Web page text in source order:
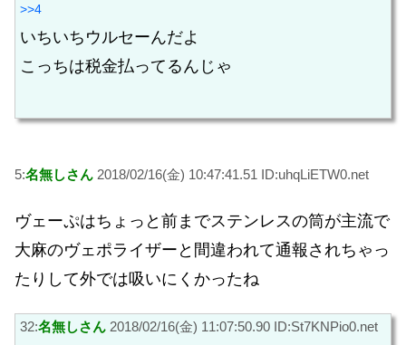
>>4
いちいちウルセーんだよ
こっちは税金払ってるんじゃ
5:名無しさん 2018/02/16(金) 10:47:41.51 ID:uhqLiETW0.net
ヴェーぷはちょっと前までステンレスの筒が主流で
大麻のヴェポライザーと間違われて通報されちゃっ
たりして外では吸いにくかったね
32:名無しさん 2018/02/16(金) 11:07:50.90 ID:St7KNPio0.net